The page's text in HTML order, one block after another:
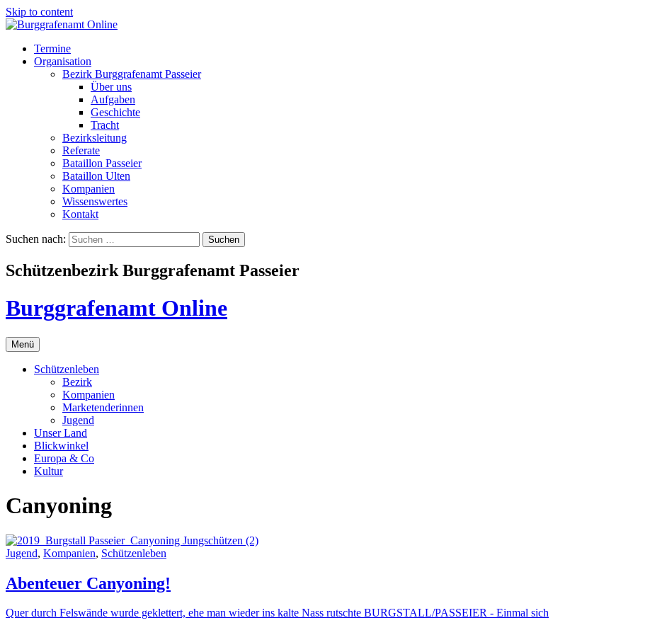
Skip to content
Termine
Organisation
Bezirk Burggrafenamt Passeier
Über uns
Aufgaben
Geschichte
Tracht
Bezirksleitung
Referate
Bataillon Passeier
Bataillon Ulten
Kompanien
Wissenswertes
Kontakt
Suchen nach:
Schützenbezirk Burggrafenamt Passeier
Burggrafenamt Online
Menü
Schützenleben
Bezirk
Kompanien
Marketenderinnen
Jugend
Unser Land
Blickwinkel
Europa & Co
Kultur
Canyoning
Jugend, Kompanien, Schützenleben
Abenteuer Canyoning!
Quer durch Felswände wurde geklettert, ehe man wieder ins kalte Nass rutschte BURGSTALL/PASSEIER - Einmal sich